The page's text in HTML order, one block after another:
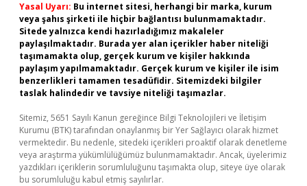
Yasal Uyarı: Bu internet sitesi, herhangi bir marka, kurum
veya şahıs şirketi ile hiçbir bağlantısı bulunmamaktadır.
Sitede yalnızca kendi hazırladığımız makaleler
paylaşılmaktadır. Burada yer alan içerikler haber niteliği
taşımamakta olup, gerçek kurum ve kişiler hakkında
paylaşım yapılmamaktadır. Gerçek kurum ve kişiler ile isim
benzerlikleri tamamen tesadüfidir. Sitemizdeki bilgiler
taslak halindedir ve tavsiye niteliği taşımazlar.
Sitemiz, 5651 Sayılı Kanun gereğince Bilgi Teknolojileri ve İletişim
Kurumu (BTK) tarafından onaylanmış bir Yer Sağlayıcı olarak hizmet
vermektedir. Bu nedenle, sitedeki içerikleri proaktif olarak denetleme
veya araştırma yükümlülüğümüz bulunmamaktadır. Ancak, üyelerimiz
yazdıkları içeriklerin sorumluluğunu taşımakta olup, siteye üye olarak
bu sorumluluğu kabul etmiş sayılırlar.